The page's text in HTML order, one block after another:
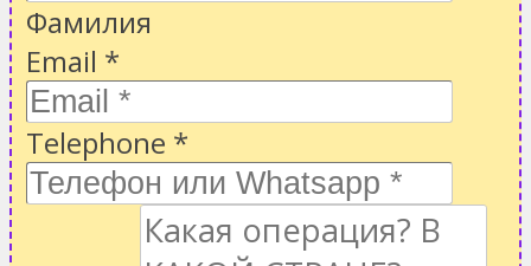
Фамилия
Email *
Telephone *